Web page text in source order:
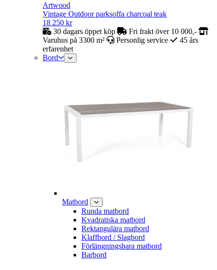
Artwood
Vintage Outdoor parksoffa charcoal teak
18 250 kr
30 dagars öppet köp
Fri frakt över 10 000,-
Varuhus på 3300 m²
Personlig service
45 års
erfarenhet
Bord
Matbord
Runda matbord
Kvadratiska matbord
Rektangulära matbord
Klaffbord / Slagbord
Förlängningsbara matbord
Barbord